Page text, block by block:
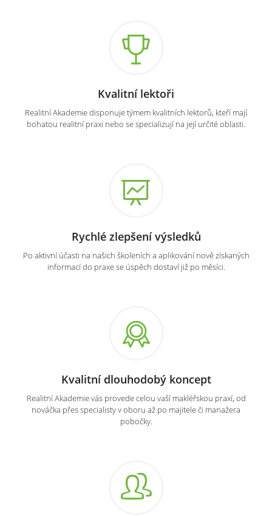
Kvalitní lektoři
Realitní Akademie disponuje týmem kvalitních lektorů, kteří mají
bohatou realitní praxi nebo se specializují na její určité oblasti.
Rychlé zlepšení výsledků
Po aktivní účasti na našich školeních a aplikování nově získaných
informací do praxe se úspěch dostaví již po měsíci.
Kvalitní dlouhodobý koncept
Realitní Akademie vás provede celou vaší makléřskou praxí, od
nováčka přes specialisty v oboru až po majitele či manažera
pobočky.